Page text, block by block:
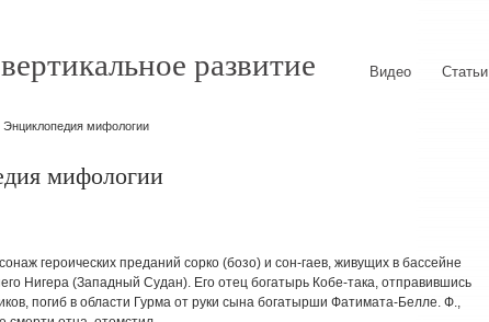
развитие Видео Статьи
Энциклопедия мифологии
мифологии
героических преданий сорко (бозо) и сон-гаев, живущих в бассейне
Нигера (Западный Судан). Его отец богатырь Кобе-така, отправившись
погиб в области Гурма от руки сына богатырши Фатимата-Белле. Ф.,